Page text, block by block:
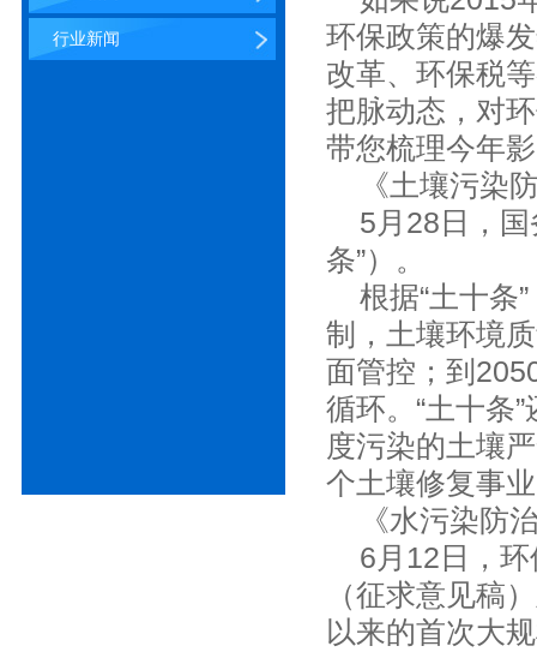
行业新闻
环保政策的爆
改革、环保税
把脉动态，对
带您梳理今年
《土壤污染
5月28日，国
条”）。
根据“土十条”
制，土壤环境
面管控；到
循环。“土十条
度污染的土壤
个土壤修复事
《水污染防
6月12日，环
（征求意见稿
以来的首次大